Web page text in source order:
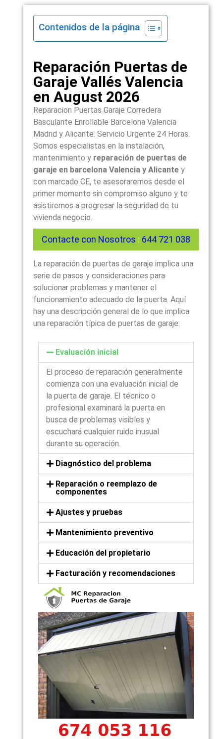
Contenidos de la página
Reparación Puertas de
Garaje Vallés Valencia
en August 2026
Reparacion Puertas Garaje Corredera
Basculante Enrollable Barcelona Valencia
Madrid y Alicante. Servicio Urgente 24 Horas.
Somos especialistas en la instalación,
mantenimiento y reparación de puertas de
garaje en barcelona Valencia y Alicante y
con marcado CE, te asesoraremos desde el
primer momento sin compromiso alguno y te
asistiremos a progresar la seguridad de tu
vivienda negocio.
Contacte con Nosotros : 644 721 038
La reparación de puertas de garaje implica una
serie de pasos y consideraciones para
solucionar problemas y mantener el
funcionamiento adecuado de la puerta. Aquí
hay una descripción general de lo que implica
una reparación típica de puertas de garaje:
Evaluación inicial
El proceso de reparación generalmente
comienza con una evaluación inicial de
la puerta de garaje. El técnico o
profesional examinará la puerta en
busca de problemas visibles y
escuchará cualquier ruido inusual
durante su operación.
Diagnóstico del problema
Reparación o reemplazo de
componentes
Ajustes y pruebas
Mantenimiento preventivo
Educación del propietario
Facturación y recomendaciones